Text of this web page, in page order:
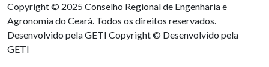
Copyright © 2025 Conselho Regional de Engenharia e
Agronomia do Ceará. Todos os direitos reservados.
Desenvolvido pela GETI Copyright © Desenvolvido pela
GETI